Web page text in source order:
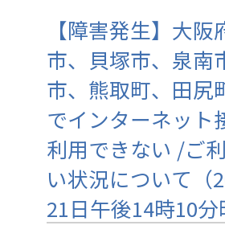
【障害発生】大阪
市、貝塚市、泉南
市、熊取町、田尻
でインターネット
利用できない /ご
い状況について（
21日午後14時10分